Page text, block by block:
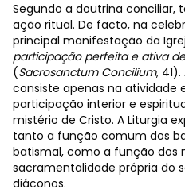
Segundo a doutrina conciliar,
ação ritual. De facto, na
principal manifestação da
participação perfeita e ativa
(Sacrosanctum Concilium,
consiste apenas na atividade
participação interior e
mistério de Cristo. A Liturgia
tanto a função comum dos
batismal, como a função dos
sacramentalidade própria do
diáconos.